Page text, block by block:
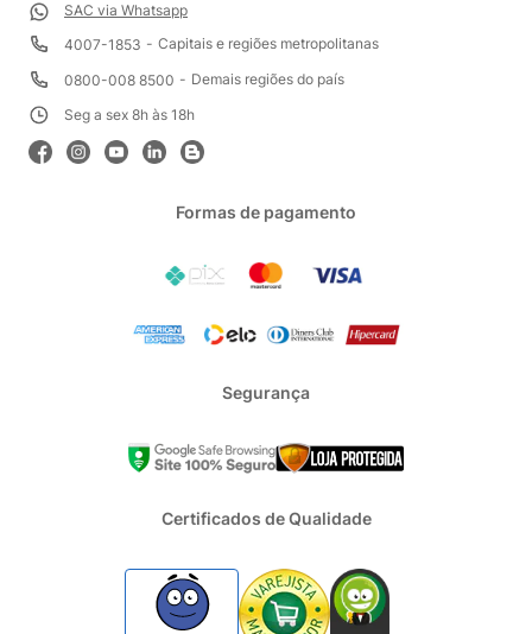
SAC via Whatsapp
4007-1853
Capitais e regiões metropolitanas
0800-008 8500
Demais regiões do país
Seg a sex 8h às 18h
Formas de pagamento
Segurança
Certificados de Qualidade